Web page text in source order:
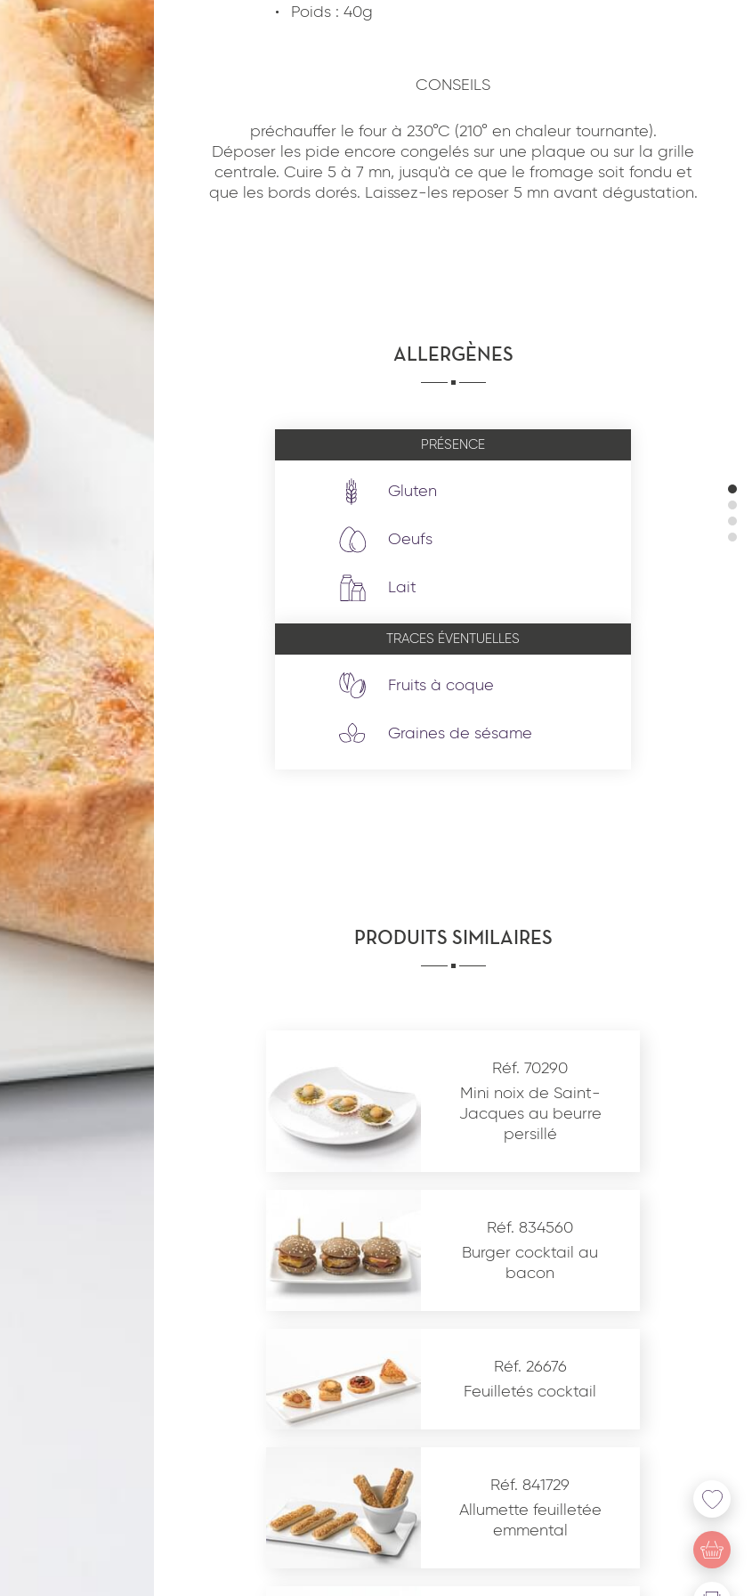
la politique de confidentialitédu site www.coupdepates.fr
Poids : 40g
CONSEILS
préchauffer le four à 230°C (210° en chaleur tournante).
Déposer les pide encore congelés sur une plaque ou sur la grille
centrale. Cuire 5 à 7 mn, jusqu'à ce que le fromage soit fondu et
que les bords dorés. Laissez-les reposer 5 mn avant dégustation.
ALLERGÈNES
PRÉSENCE
Gluten
Oeufs
Lait
TRACES ÉVENTUELLES
Fruits à coque
Graines de sésame
PRODUITS SIMILAIRES
Réf. 70290
Mini noix de Saint-
Jacques au beurre
persillé
Réf. 834560
Burger cocktail au
bacon
Réf. 26676
Feuilletés cocktail
Réf. 841729
Allumette feuilletée
emmental